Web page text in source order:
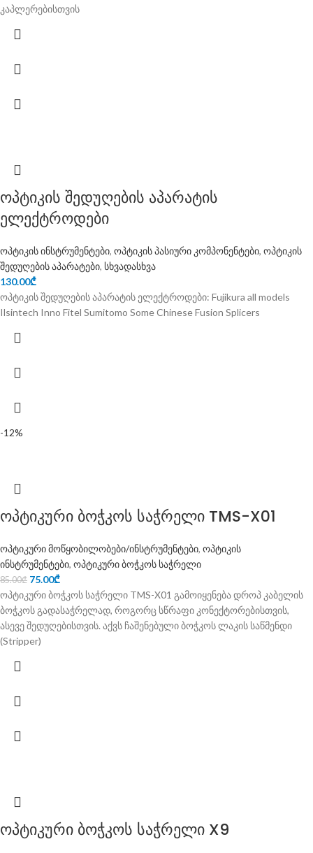
კაპლერებისთვის
ოპტიკის შედუღების აპარატის
ელექტროდები
ოპტიკის ინსტრუმენტები, ოპტიკის პასიური კომპონენტები, ოპტიკის
შედუღების აპარატები, სხვადასხვა
130.00₾
ოპტიკის შედუღების აპარატის ელექტროდები: Fujikura all models
Ilsintech Inno Fitel Sumitomo Some Chinese Fusion Splicers
-12%
ოპტიკური ბოჭკოს საჭრელი TMS-X01
ოპტიკური მოწყობილობები/ინსტრუმენტები, ოპტიკის
ინსტრუმენტები, ოპტიკური ბოჭკოს საჭრელი
85.00₾ 75.00₾
ოპტიკური ბოჭკოს საჭრელი TMS-X01 გამოიყენება დროპ კაბელის
ბოჭკოს გადასაჭრელად, როგორც სწრაფი კონექტორებისთვის,
ასევე შედუღებისთვის. აქვს ჩაშენებული ბოჭკოს ლაკის საწმენდი
(Stripper)
ოპტიკური ბოჭკოს საჭრელი X9